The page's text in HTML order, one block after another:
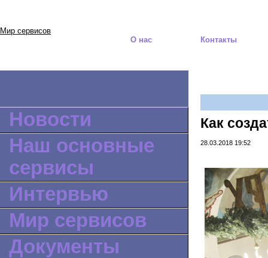
Мир сервисов
О нас
Контакты
Новости
Наш основные
сервисы
Интервью
Мир сервисов
Документы
Как
28.03.2018 19:52